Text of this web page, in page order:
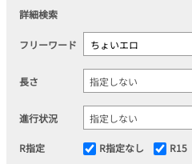
詳細検索
フリーワード
長さ
進行状況
R指定 R指定なし R15